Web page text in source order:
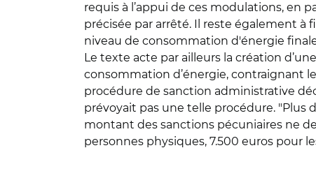
requis à l’appui de ces modulations, en
précisée par arrêté. Il reste également à
niveau de consommation d'énergie
Le texte acte par ailleurs la création
consommation d’énergie, contraignant
procédure de sanction administrative
prévoyait pas une telle procédure. "Plus
montant des sanctions pécuniaires ne
personnes physiques, 7.500 euros pour